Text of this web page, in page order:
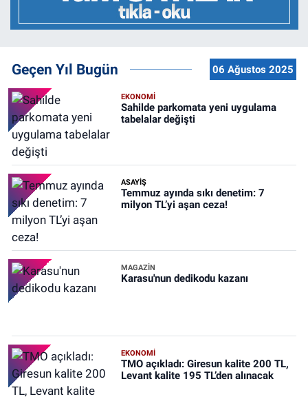
Geçen Yıl Bugün 06 Ağustos 2025
EKONOMİ
Sahilde parkomata yeni uygulama
tabelalar değişti
ASAYİŞ
Temmuz ayında sıkı denetim: 7
milyon TL’yi aşan ceza!
MAGAZİN
Karasu'nun dedikodu kazanı
EKONOMİ
TMO açıkladı: Giresun kalite 200 TL,
Levant kalite 195 TL’den alınacak